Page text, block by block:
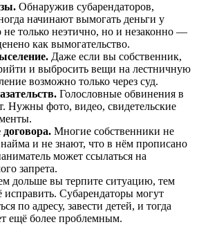
Обнаружив субарендаторов,
начинают вымогать деньги у
не только неэтично, но и незаконно —
как вымогательство.
Даже если вы собственник,
и выбросить вещи на лестничную
возможно только через суд.
Голословные обвинения в
Нужны фото, видео, свидетельские
Многие собственники не
и не знают, что в нём прописано
может ссылаться на
запрета.
дольше вы терпите ситуацию, тем
исправить. Субарендаторы могут
по адресу, завести детей, и тогда
ещё более проблемным.